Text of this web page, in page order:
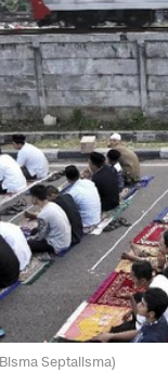
Septalisma)